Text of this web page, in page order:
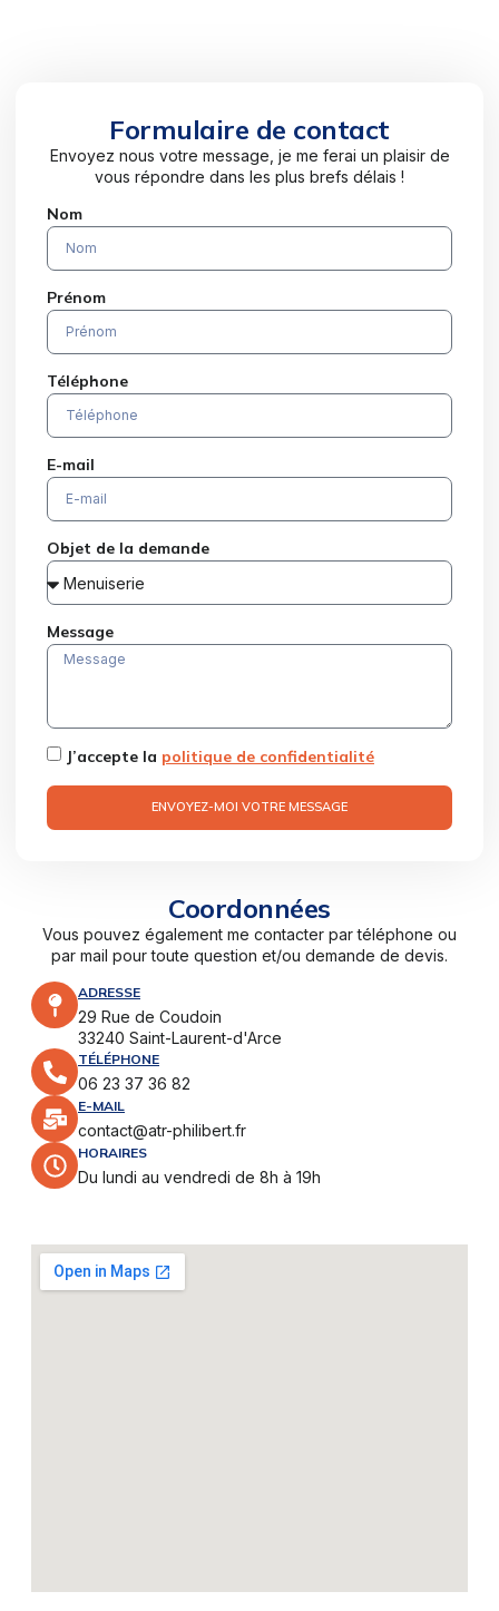
Formulaire de contact
Envoyez nous votre message, je me ferai un plaisir de
vous répondre dans les plus brefs délais !
Nom
Prénom
Téléphone
E-mail
Objet de la demande
Message
J’accepte la politique de confidentialité
ENVOYEZ-MOI VOTRE MESSAGE
Coordonnées
Vous pouvez également me contacter par téléphone ou
par mail pour toute question et/ou demande de devis.
ADRESSE
29 Rue de Coudoin
33240 Saint-Laurent-d'Arce
TÉLÉPHONE
06 23 37 36 82
E-MAIL
contact@atr-philibert.fr
HORAIRES
Du lundi au vendredi de 8h à 19h